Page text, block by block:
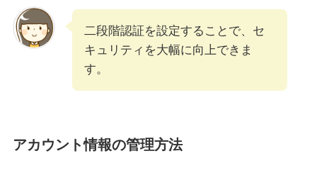
二段階認証を設定することで、セ
キュリティを大幅に向上できま
す。
アカウント情報の管理方法